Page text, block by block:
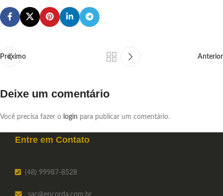
Próximo Anterior
Deixe um comentário
Você precisa fazer o login para publicar um comentário.
Entre em Contato
(48) 99987-8528
sac@encorda.com.br